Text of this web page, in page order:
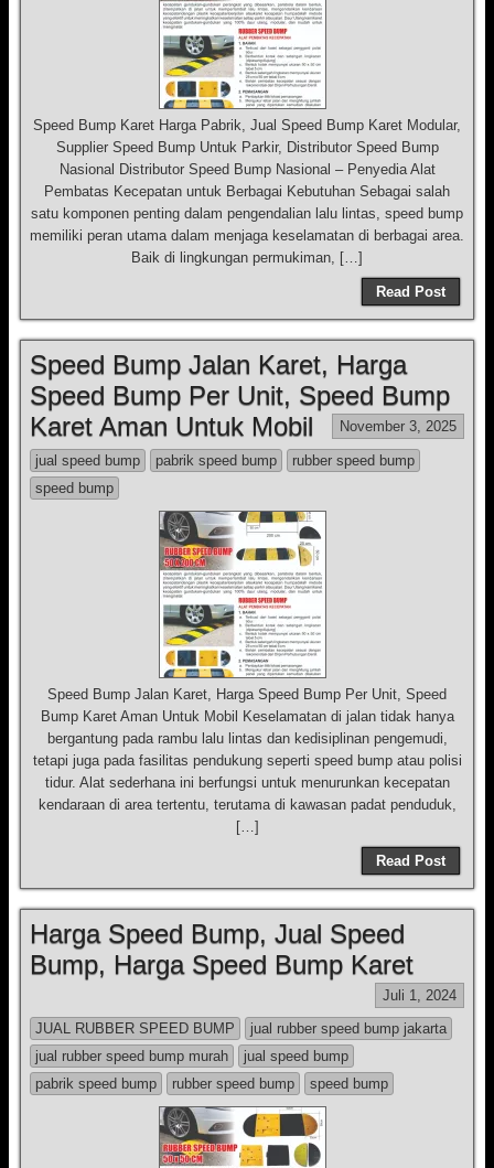
Speed Bump Karet Harga Pabrik, Jual Speed Bump Karet Modular,
Supplier Speed Bump Untuk Parkir, Distributor Speed Bump
Nasional Distributor Speed Bump Nasional – Penyedia Alat
Pembatas Kecepatan untuk Berbagai Kebutuhan Sebagai salah
satu komponen penting dalam pengendalian lalu lintas, speed bump
memiliki peran utama dalam menjaga keselamatan di berbagai area.
Baik di lingkungan permukiman, […]
Read Post
Speed Bump Jalan Karet, Harga
Speed Bump Per Unit, Speed Bump
Karet Aman Untuk Mobil
November 3, 2025
jual speed bump pabrik speed bump
rubber speed bump
speed bump
Speed Bump Jalan Karet, Harga Speed Bump Per Unit, Speed
Bump Karet Aman Untuk Mobil Keselamatan di jalan tidak hanya
bergantung pada rambu lalu lintas dan kedisiplinan pengemudi,
tetapi juga pada fasilitas pendukung seperti speed bump atau polisi
tidur. Alat sederhana ini berfungsi untuk menurunkan kecepatan
kendaraan di area tertentu, terutama di kawasan padat penduduk,
[…]
Read Post
Harga Speed Bump, Jual Speed
Bump, Harga Speed Bump Karet
Juli 1, 2024
JUAL RUBBER SPEED BUMP
jual rubber speed bump jakarta
jual rubber speed bump murah
jual speed bump
pabrik speed bump
rubber speed bump speed bump